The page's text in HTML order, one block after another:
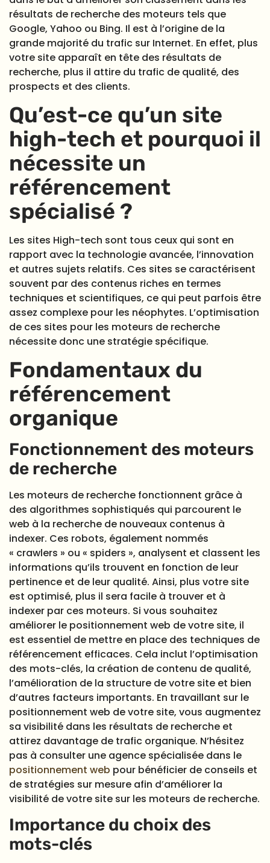
résultats de recherche des moteurs tels que
Google, Yahoo ou Bing. Il est à l’origine de la
grande majorité du trafic sur Internet. En effet, plus
votre site apparaît en tête des résultats de
recherche, plus il attire du trafic de qualité, des
prospects et des clients.
Qu’est-ce qu’un site
high-tech et pourquoi il
nécessite un
référencement
spécialisé ?
Les sites High-tech sont tous ceux qui sont en
rapport avec la technologie avancée, l’innovation
et autres sujets relatifs. Ces sites se caractérisent
souvent par des contenus riches en termes
techniques et scientifiques, ce qui peut parfois être
assez complexe pour les néophytes. L’optimisation
de ces sites pour les moteurs de recherche
nécessite donc une stratégie spécifique.
Fondamentaux du
référencement
organique
Fonctionnement des moteurs
de recherche
Les moteurs de recherche fonctionnent grâce à
des algorithmes sophistiqués qui parcourent le
web à la recherche de nouveaux contenus à
indexer. Ces robots, également nommés
« crawlers » ou « spiders », analysent et classent les
informations qu’ils trouvent en fonction de leur
pertinence et de leur qualité. Ainsi, plus votre site
est optimisé, plus il sera facile à trouver et à
indexer par ces moteurs. Si vous souhaitez
améliorer le positionnement web de votre site, il
est essentiel de mettre en place des techniques de
référencement efficaces. Cela inclut l’optimisation
des mots-clés, la création de contenu de qualité,
l’amélioration de la structure de votre site et bien
d’autres facteurs importants. En travaillant sur le
positionnement web de votre site, vous augmentez
sa visibilité dans les résultats de recherche et
attirez davantage de trafic organique. N’hésitez
pas à consulter une agence spécialisée dans le
positionnement web pour bénéficier de conseils et
de stratégies sur mesure afin d’améliorer la
visibilité de votre site sur les moteurs de recherche.
Importance du choix des
mots-clés